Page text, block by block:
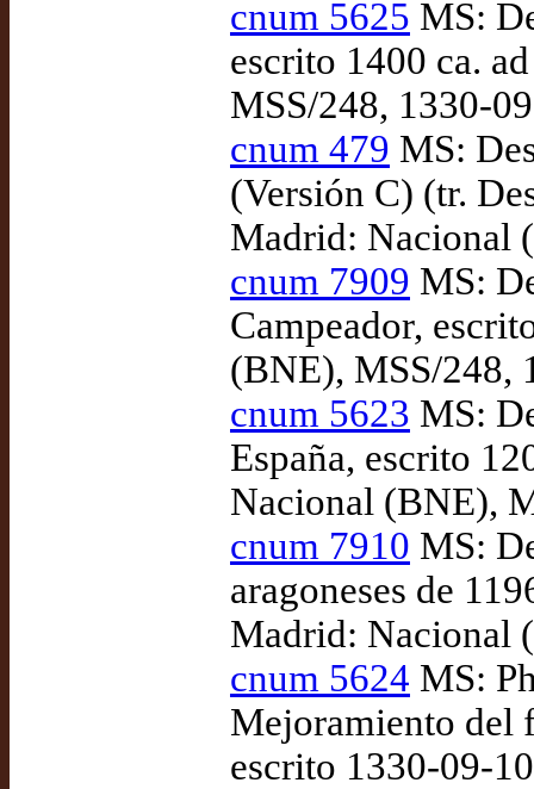
cnum 5625 MS:
escrito 1400 ca.
MSS/248, 1330-
cnum 479 MS:
(Versión C) (tr.
Madrid: Nacional
cnum 7909 MS:
Campeador,
(BNE), MSS/248,
cnum 5623 MS:
España, escrito
Nacional (BNE),
cnum 7910 MS:
aragoneses de
Madrid: Nacional
cnum 5624 MS:
Mejoramiento del
escrito 1330-09-